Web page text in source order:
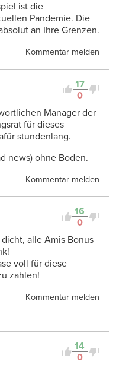
ist die
Pandemie. Die
an Ihre Grenzen.
Kommentar melden
17
0
Manager der
für dieses
stundenlang.
news) ohne Boden.
Kommentar melden
16
0
alle Amis Bonus
voll für diese
zahlen!
Kommentar melden
14
0